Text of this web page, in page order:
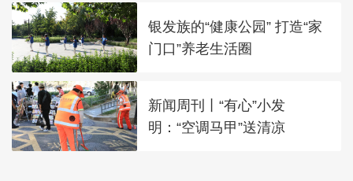
银发族的“健康公园” 打造“家
门口”养老生活圈
新闻周刊丨“有心”小发
明：“空调马甲”送清凉